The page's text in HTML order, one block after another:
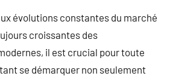
évolutions constantes du marché
croissantes des
il est crucial pour toute
se démarquer non seulement